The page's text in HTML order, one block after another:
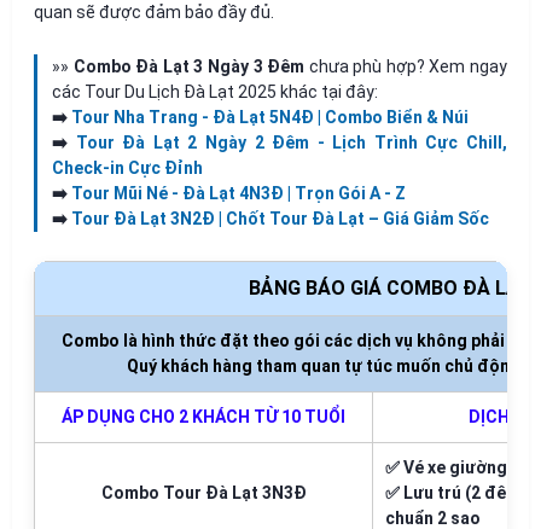
quan sẽ được đảm bảo đầy đủ.
»» Combo Đà Lạt 3 Ngày 3 Đêm chưa phù hợp? Xem ngay
các Tour Du Lịch Đà Lạt 2025 khác tại đây:
➡️ Tour Nha Trang - Đà Lạt 5N4Đ | Combo Biển & Núi
➡️ Tour Đà Lạt 2 Ngày 2 Đêm - Lịch Trình Cực Chill,
Check-in Cực Đỉnh
➡️ Tour Mũi Né - Đà Lạt 4N3Đ | Trọn Gói A - Z
➡️ Tour Đà Lạt 3N2Đ | Chốt Tour Đà Lạt – Giá Giảm Sốc
BẢNG BÁO GIÁ COMBO ĐÀ LẠT
Combo là hình thức đặt theo gói các dịch vụ không phải
Quý khách hàng tham quan tự túc muốn chủ động
ÁP DỤNG CHO 2 KHÁCH TỪ 10 TUỔI DỊCH VỤ
Combo Tour Đà Lạt 3N3Đ
✅ Vé xe giường
✅ Lưu trú (2 đêm):
chuẩn 2 sao